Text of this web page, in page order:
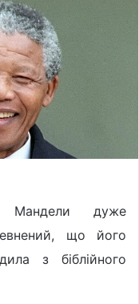
Мандели дуже
що його
з біблійного